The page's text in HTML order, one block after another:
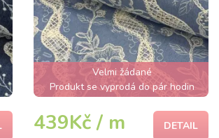
Velmi žádané
Produkt se vyprodá do pár hodin
439Kč / m DETAIL